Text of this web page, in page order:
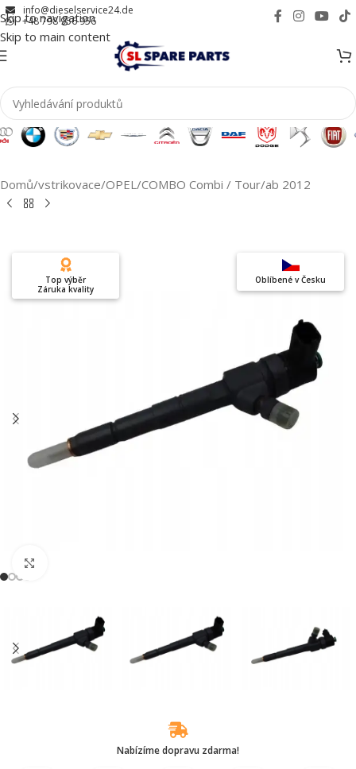
Skip to navigation
Skip to main content
info@dieselservice24.de
+48 798 956 956
Domů/vstrikovace/OPEL/COMBO Combi / Tour/ab 2012
Oblíbené v Česku
Top výběr
Záruka kvality
Nabízíme dopravu zdarma!